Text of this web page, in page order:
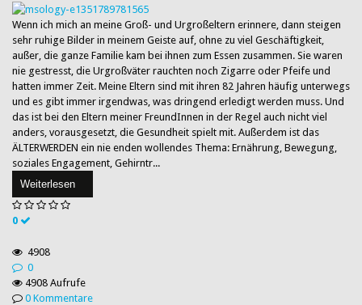
Wenn ich mich an meine Groß- und Urgroßeltern erinnere, dann steigen
sehr ruhige Bilder in meinem Geiste auf, ohne zu viel Geschäftigkeit,
außer, die ganze Familie kam bei ihnen zum Essen zusammen. Sie waren
nie gestresst, die Urgroßväter rauchten noch Zigarre oder Pfeife und
hatten immer Zeit. Meine Eltern sind mit ihren 82 Jahren häufig unterwegs
und es gibt immer irgendwas, was dringend erledigt werden muss. Und
das ist bei den Eltern meiner FreundInnen in der Regel auch nicht viel
anders, vorausgesetzt, die Gesundheit spielt mit. Außerdem ist das
ÄLTERWERDEN ein nie enden wollendes Thema: Ernährung, Bewegung,
soziales Engagement, Gehirntr...
Weiterlesen
0
4908
0
4908 Aufrufe
0 Kommentare